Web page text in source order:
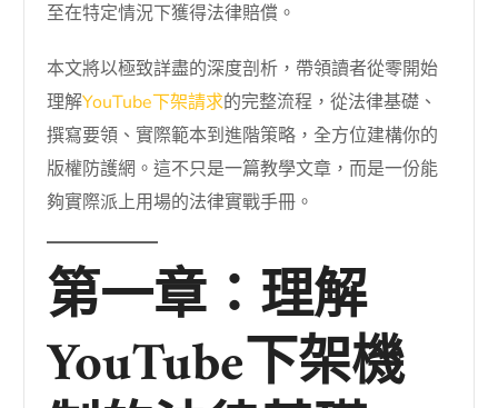
至在特定情況下獲得法律賠償。
本文將以極致詳盡的深度剖析，帶領讀者從零開始
理解YouTube下架請求的完整流程，從法律基礎、
撰寫要領、實際範本到進階策略，全方位建構你的
版權防護網。這不只是一篇教學文章，而是一份能
夠實際派上用場的法律實戰手冊。
第一章：理解
YouTube下架機